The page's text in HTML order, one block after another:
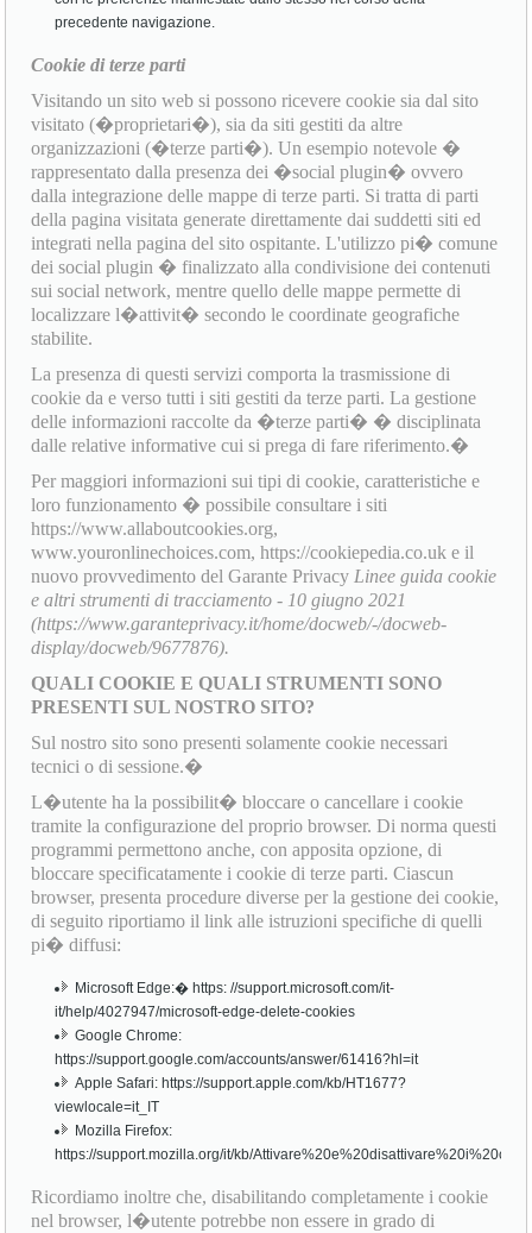
precedente navigazione.
Cookie di terze parti
Visitando un sito web si possono ricevere cookie sia dal sito
visitato (�proprietari�), sia da siti gestiti da altre
organizzazioni (�terze parti�). Un esempio notevole �
rappresentato dalla presenza dei �social plugin� ovvero
dalla integrazione delle mappe di terze parti. Si tratta di parti
della pagina visitata generate direttamente dai suddetti siti ed
integrati nella pagina del sito ospitante. L'utilizzo pi� comune
dei social plugin � finalizzato alla condivisione dei contenuti
sui social network, mentre quello delle mappe permette di
localizzare l�attivit� secondo le coordinate geografiche
stabilite.
La presenza di questi servizi comporta la trasmissione di
cookie da e verso tutti i siti gestiti da terze parti. La gestione
delle informazioni raccolte da �terze parti� � disciplinata
dalle relative informative cui si prega di fare riferimento.�
Per maggiori informazioni sui tipi di cookie, caratteristiche e
loro funzionamento � possibile consultare i siti
https://www.allaboutcookies.org,
www.youronlinechoices.com, https://cookiepedia.co.uk e il
nuovo provvedimento del Garante Privacy Linee guida cookie
e altri strumenti di tracciamento - 10 giugno 2021
(https://www.garanteprivacy.it/home/docweb/-/docweb-
display/docweb/9677876).
QUALI COOKIE E QUALI STRUMENTI SONO
PRESENTI SUL NOSTRO SITO?
Sul nostro sito sono presenti solamente cookie necessari
tecnici o di sessione.�
L�utente ha la possibilit� bloccare o cancellare i cookie
tramite la configurazione del proprio browser. Di norma questi
programmi permettono anche, con apposita opzione, di
bloccare specificatamente i cookie di terze parti. Ciascun
browser, presenta procedure diverse per la gestione dei cookie,
di seguito riportiamo il link alle istruzioni specifiche di quelli
pi� diffusi:
Microsoft Edge:� https: //support.microsoft.com/it-
it/help/4027947/microsoft-edge-delete-cookies
Google Chrome:
https://support.google.com/accounts/answer/61416?hl=it
Apple Safari: https://support.apple.com/kb/HT1677?
viewlocale=it_IT
Mozilla Firefox:
https://support.mozilla.org/it/kb/
Ricordiamo inoltre che, disabilitando completamente i cookie
nel browser, l�utente potrebbe non essere in grado di